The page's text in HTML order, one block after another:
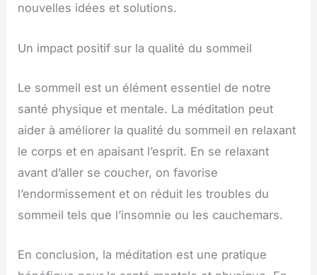
nouvelles idées et solutions.
Un impact positif sur la qualité du sommeil
Le sommeil est un élément essentiel de notre
santé physique et mentale. La méditation peut
aider à améliorer la qualité du sommeil en relaxant
le corps et en apaisant l’esprit. En se relaxant
avant d’aller se coucher, on favorise
l’endormissement et on réduit les troubles du
sommeil tels que l’insomnie ou les cauchemars.
En conclusion, la méditation est une pratique